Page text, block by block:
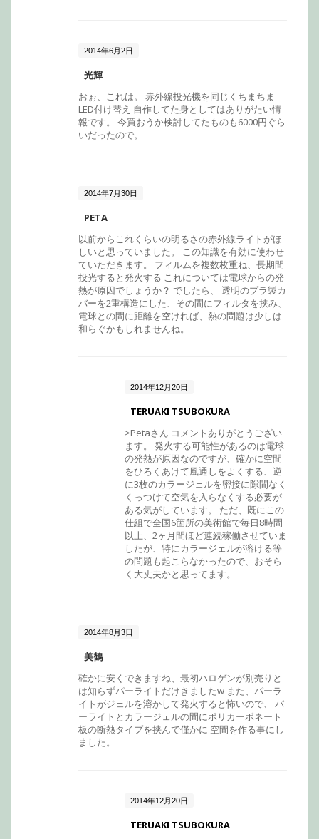
2014年6月2日
光輝
おぉ、これは。 赤外線投光機を同じくちまちま
LED付け替え 自作してた身としてはありがたい情
報です。 今買おうか検討してたものも6000円ぐら
いだったので。
2014年7月30日
PETA
以前からこれくらいの明るさの赤外線ライトがほ
しいと思っていました。 この知識を有効に使わせ
ていただきます。 フィルムを複数枚重ね、長期間
投光すると発火する これについては電球からの発
熱が原因でしょうか？ でしたら、 透明のプラ製カ
バーを2重構造にした、その間にフィルタを挟み、
電球との間に距離を空ければ、熱の問題は少しは
和らぐかもしれませんね。
2014年12月20日
TERUAKI TSUBOKURA
>Petaさん コメントありがとうござい
ます。 発火する可能性があるのは電球
の発熱が原因なのですが、確かに空間
をひろくあけて風通しをよくする、逆
に3枚のカラージェルを密接に隙間なく
くっつけて空気を入らなくする必要が
ある気がしています。 ただ、既にこの
仕組で全国6箇所の美術館で毎日8時間
以上、2ヶ月間ほど連続稼働させていま
したが、特にカラージェルが溶ける等
の問題も起こらなかったので、おそら
く大丈夫かと思ってます。
2014年8月3日
美鶴
確かに安くできますね、最初ハロゲンが別売りと
は知らずパーライトだけきましたw また、パーラ
イトがジェルを溶かして発火すると怖いので、 パ
ーライトとカラージェルの間にポリカーボネート
板の断熱タイプを挟んで僅かに 空間を作る事にし
ました。
2014年12月20日
TERUAKI TSUBOKURA